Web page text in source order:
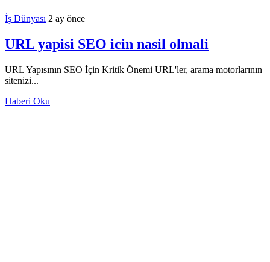
İş Dünyası 2 ay önce
URL yapisi SEO icin nasil olmali
URL Yapısının SEO İçin Kritik Önemi URL'ler, arama motorlarının
sitenizi...
Haberi Oku